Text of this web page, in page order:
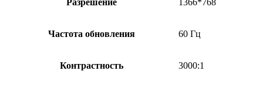
Частота обновления 60 Гц
Контрастность 3000:1